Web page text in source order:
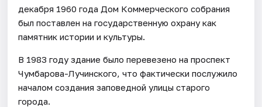
декабря 1960 года Дом Коммерческого собрания
был поставлен на государственную охрану как
памятник истории и культуры.
В 1983 году здание было перевезено на проспект
Чумбарова-Лучинского, что фактически послужило
началом создания заповедной улицы старого
города.